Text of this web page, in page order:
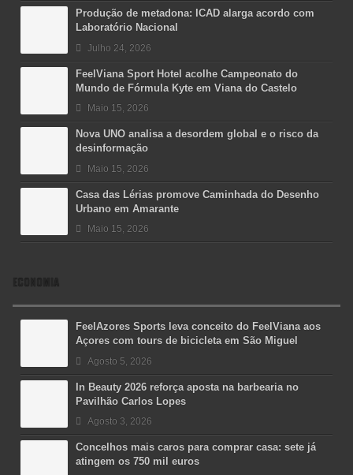
Produção de metadona: ICAD alarga acordo com
Laboratório Nacional
Julho 24, 2026
FeelViana Sport Hotel acolhe Campeonato do
Mundo de Fórmula Kyte em Viana do Castelo
Maio 15, 2026
Nova UNO analisa a desordem global e o risco da
desinformação
Maio 15, 2026
Casa das Lérias promove Caminhada do Desenho
Urbano em Amarante
Maio 15, 2026
ECONOMIA
FeelAzores Sports leva conceito do FeelViana aos
Açores com tours de bicicleta em São Miguel
Agosto 5, 2026
In Beauty 2026 reforça aposta na barbearia no
Pavilhão Carlos Lopes
Agosto 3, 2026
Concelhos mais caros para comprar casa: sete já
atingem os 750 mil euros